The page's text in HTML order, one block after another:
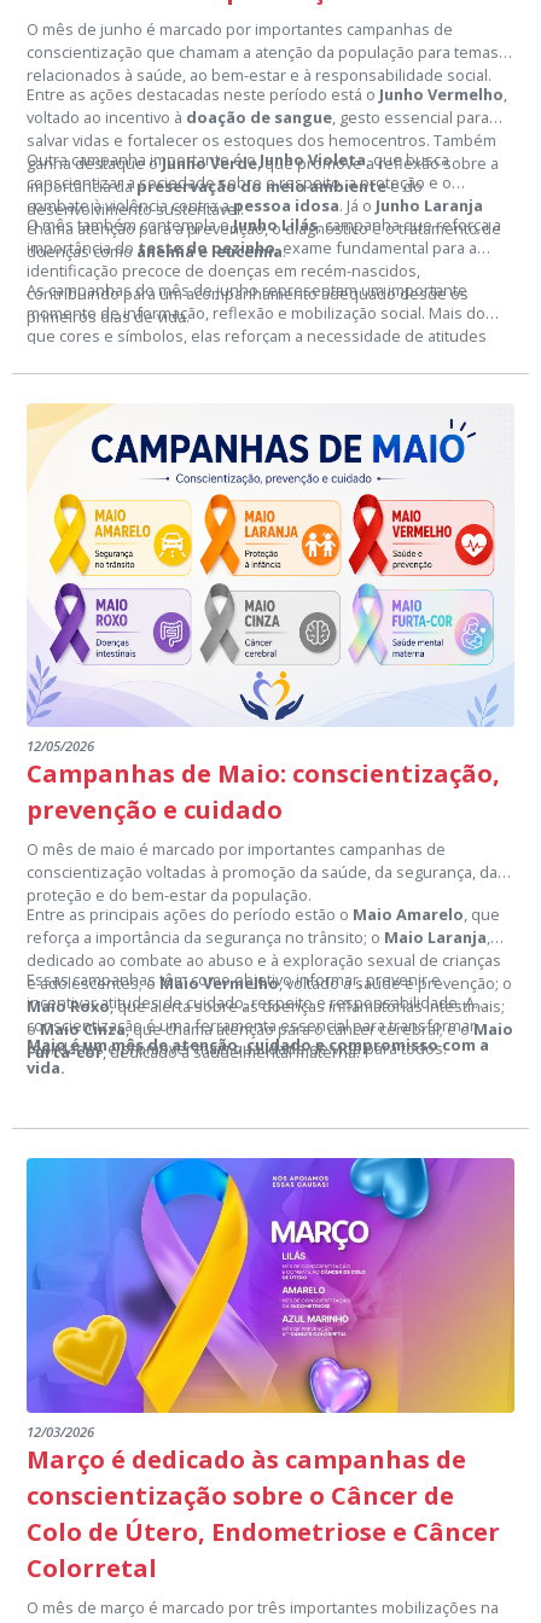
O mês de junho é marcado por importantes campanhas de
conscientização que chamam a atenção da população para temas
relacionados à saúde, ao bem-estar e à responsabilidade social.
Entre as ações destacadas neste período está o Junho Vermelho,
voltado ao incentivo à doação de sangue, gesto essencial para
salvar vidas e fortalecer os estoques dos hemocentros. Também
ganha destaque oJunho Verde, que promove a reflexão sobre a
importância dapreservação do meio ambientee do
desenvolvimento sustentável.
Outra campanha importante é oJunho Violeta, que busca
conscientizar a sociedade sobre o respeito, a proteção e o
combate à violência contra apessoa idosa. Já o Junho Laranja
chama atenção para a prevenção, o diagnóstico e o tratamento de
doenças como anemia e leucemia.
O mês também contempla oJunho Lilás, campanha que reforça a
importância doteste do pezinho, exame fundamental para a
identificação precoce de doenças em recém-nascidos,
contribuindo para um acompanhamento adequado desde os
primeiros dias de vida.
As campanhas do mês de junho representam um importante
momento de informação, reflexão e mobilização social. Mais do
que cores e símbolos, elas reforçam a necessidade de atitudes
12/05/2026
Campanhas de Maio: conscientização,
prevenção e cuidado
O mês de maio é marcado por importantes campanhas de
conscientização voltadas à promoção da saúde, da segurança, da
proteção e do bem-estar da população.
Entre as principais ações do período estão o Maio Amarelo, que
reforça a importância da segurança no trânsito; o Maio Laranja,
dedicado ao combate ao abuso e à exploração sexual de crianças
e adolescentes; oMaio Vermelho, voltado à saúde e prevenção; o
Maio Roxo, que alerta sobre as doenças inflamatórias intestinais;
oMaio Cinza, que chama atenção para o câncer cerebral; e oMaio
Furta-cor, dedicado à saúde mental materna.
Essas campanhas têm como objetivo informar, prevenir e
incentivar atitudes de cuidado, respeito e responsabilidade. A
conscientização é uma ferramenta essencial para transformar
realidades e promover mais qualidade de vida para todos.
Maio é um mês de atenção, cuidado e compromisso com a
vida.
12/03/2026
Março é dedicado às campanhas de
conscientização sobre o Câncer de
Colo de Útero, Endometriose e Câncer
Colorretal
O mês de março é marcado por três importantes mobilizações na